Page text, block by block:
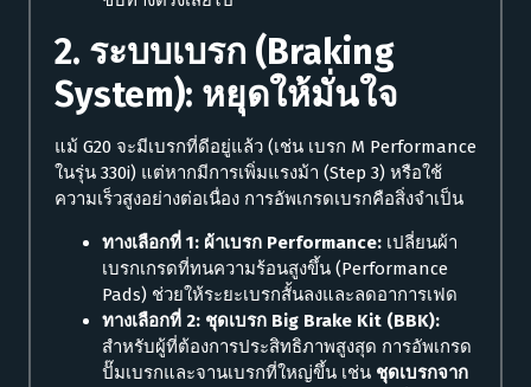
2. ระบบเบรก (Braking
System): หยุดให้มั่นใจ
แม้ G20 จะมีเบรกที่ดีอยู่แล้ว (เช่น เบรก M Performance
ในรุ่น 330i) แต่หากมีการเพิ่มแรงม้า (Step 3) หรือใช้
ความเร็วสูงอย่างต่อเนื่อง การอัพเกรดเบรกคือสิ่งจำเป็น
ทางเลือกที่ 1: ผ้าเบรก Performance: เปลี่ยนผ้า
เบรกเกรดที่ทนความร้อนสูงขึ้น (Performance
Pads) ช่วยให้ระยะเบรกสั้นลงและลดอาการเฟด
ทางเลือกที่ 2: ชุดเบรก Big Brake Kit (BBK):
สำหรับผู้ที่ต้องการประสิทธิภาพสูงสุด การอัพเกรด
ปั๊มเบรกและจานเบรกที่ใหญ่ขึ้น เช่น ชุดเบรกจาก